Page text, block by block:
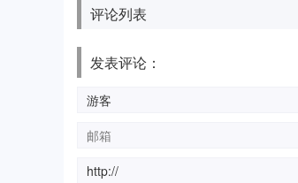
评论列表
发表评论：